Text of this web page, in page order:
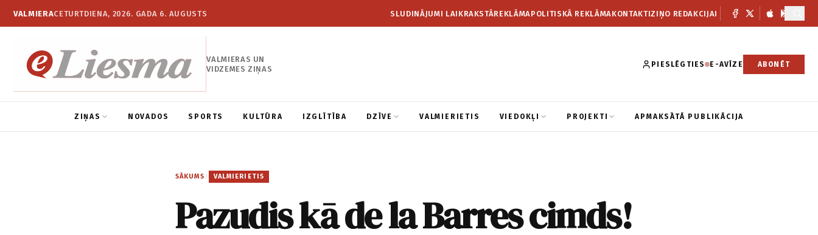
VALMIERACETURTDIENA, 2026. GADA 6. AUGUSTS SLUDINĀJUMI LAIKRAKSTĀREKLĀMAPOLITISKĀ REKLĀMAKONTAKTIZIŅO REDAKCIJAI
VALMIERAS UN
VIDZEMES ZIŅAS
PIESLĒGTIES E-AVĪZE ABONĒT
ZIŅAS NOVADOS SPORTS KULTŪRA IZGLĪTĪBA DZĪVE VALMIERIETIS VIEDOKĻI PROJEKTI APMAKSĀTĀ PUBLIKĀCIJA
SĀKUMS / VALMIERIETIS
Pazudis kā de la Barres cimds!